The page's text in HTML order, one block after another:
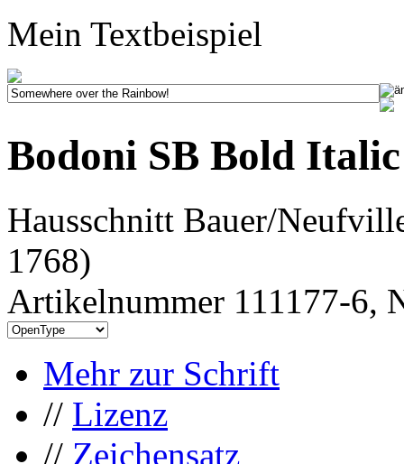
Mein Textbeispiel
Bodoni SB Bold Italic
Hausschnitt Bauer/
1768)
Artikelnummer 111177-6,
Mehr zur Schrift
// Lizenz
// Zeichensatz